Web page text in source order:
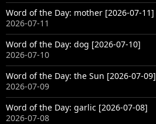
Word of the Day: mother [2026-07-11]
2026-07-11
Word of the Day: dog [2026-07-10]
2026-07-10
Word of the Day: the Sun [2026-07-09]
2026-07-09
Word of the Day: garlic [2026-07-08]
2026-07-08